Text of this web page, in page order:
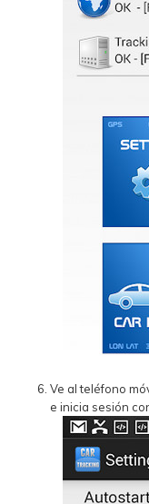
Ve al teléfono
e inicia sesión